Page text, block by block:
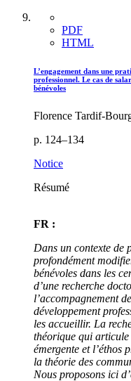
PDF
HTML
L’engagement dans une
professionnel. Le cas de
bénévoles
Florence Tardif-
p. 124–134
Notice
Résumé
FR :
Dans un contexte de
profondément
bénévoles dans les
d’une recherche
l’accompagnement
développement
les accueillir. La
théorique qui
émergente et l’éthos
la théorie des
Nous proposons ici